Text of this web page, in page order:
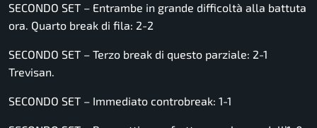
SECONDO SET – Entrambe in grande difficoltà alla battuta
ora. Quarto break di fila: 2-2
SECONDO SET – Terzo break di questo parziale: 2-1
Trevisan.
SECONDO SET – Immediato controbreak: 1-1